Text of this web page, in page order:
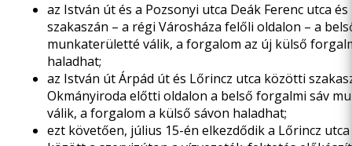
az István út és a Pozsonyi utca Deák Ferenc utca
szakaszán – a régi Városháza felőli oldalon – a
munkaterületté válik, a forgalom az új külső
haladhat;
az István út Árpád út és Lőrincz utca közötti
Okmányiroda előtti oldalon a belső forgalmi sáv
válik, a forgalom a külső sávon haladhat;
ezt követően, július 15-én elkezdődik a Lőrincz